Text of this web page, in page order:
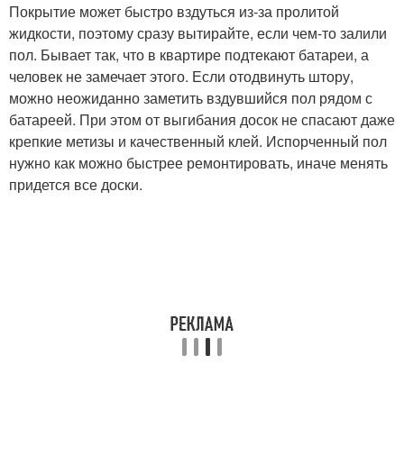
Покрытие может быстро вздуться из-за пролитой
жидкости, поэтому сразу вытирайте, если чем-то залили
пол. Бывает так, что в квартире подтекают батареи, а
человек не замечает этого. Если отодвинуть штору,
можно неожиданно заметить вздувшийся пол рядом с
батареей. При этом от выгибания досок не спасают даже
крепкие метизы и качественный клей. Испорченный пол
нужно как можно быстрее ремонтировать, иначе менять
придется все доски.